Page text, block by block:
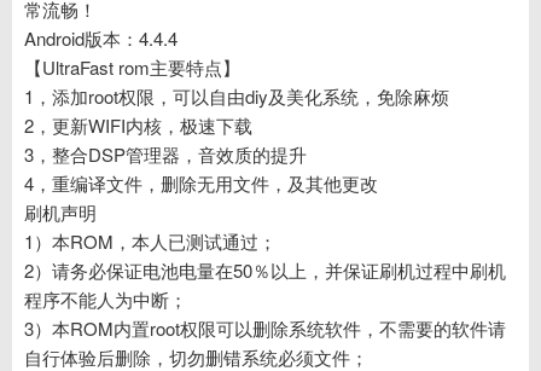
常流畅！
Android版本：4.4.4
【UltraFast rom主要特点】
1，添加root权限，可以自由diy及美化系统，免除麻烦
2，更新WIFI内核，极速下载
3，整合DSP管理器，音效质的提升
4，重编译文件，删除无用文件，及其他更改
刷机声明
1）本ROM，本人已测试通过；
2）请务必保证电池电量在50％以上，并保证刷机过程中刷机
程序不能人为中断；
3）本ROM内置root权限可以删除系统软件，不需要的软件请
自行体验后删除，切勿删错系统必须文件；